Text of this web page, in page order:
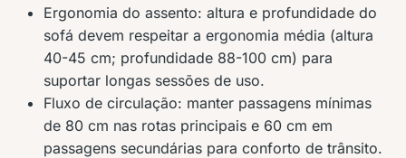
Ergonomia do assento: altura e profundidade do
sofá devem respeitar a ergonomia média (altura
40-45 cm; profundidade 88-100 cm) para
suportar longas sessões de uso.
Fluxo de circulação: manter passagens mínimas
de 80 cm nas rotas principais e 60 cm em
passagens secundárias para conforto de trânsito.